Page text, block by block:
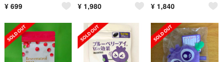
¥ 699 ¥ 1,980 ¥ 1,840